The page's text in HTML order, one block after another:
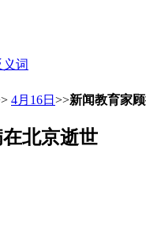
词
4月16日 >>新闻教育家
北京逝世